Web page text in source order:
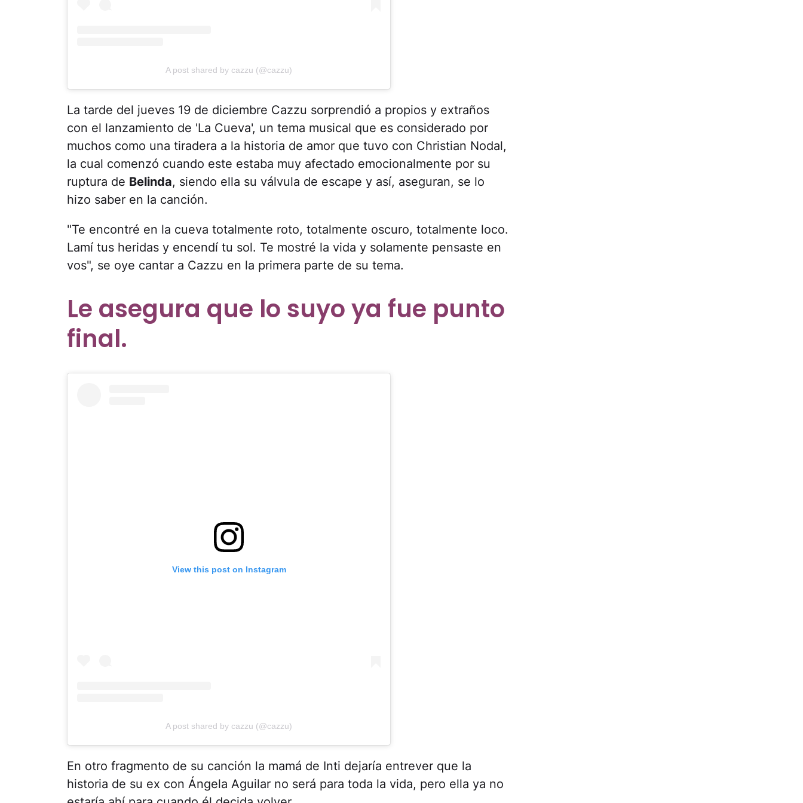
A post shared by cazzu (@cazzu)
La tarde del jueves 19 de diciembre Cazzu sorprendió a propios y extraños
con el lanzamiento de 'La Cueva', un tema musical que es considerado por
muchos como una tiradera a la historia de amor que tuvo con Christian Nodal,
la cual comenzó cuando este estaba muy afectado emocionalmente por su
ruptura de Belinda, siendo ella su válvula de escape y así, aseguran, se lo
hizo saber en la canción.
"Te encontré en la cueva totalmente roto, totalmente oscuro, totalmente loco.
Lamí tus heridas y encendí tu sol. Te mostré la vida y solamente pensaste en
vos", se oye cantar a Cazzu en la primera parte de su tema.
Le asegura que lo suyo ya fue punto
final.
View this post on Instagram
A post shared by cazzu (@cazzu)
En otro fragmento de su canción la mamá de Inti dejaría entrever que la
historia de su ex con Ángela Aguilar no será para toda la vida, pero ella ya no